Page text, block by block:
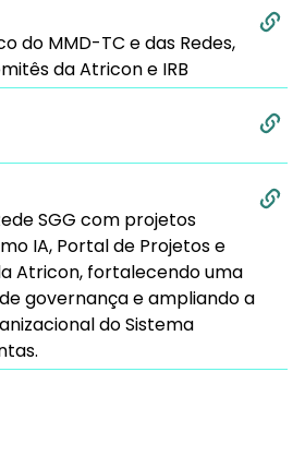
do MMD-TC e das Redes,
da Atricon e IRB
SGG com projetos
IA, Portal de Projetos e
Atricon, fortalecendo uma
governança e ampliando a
do Sistema